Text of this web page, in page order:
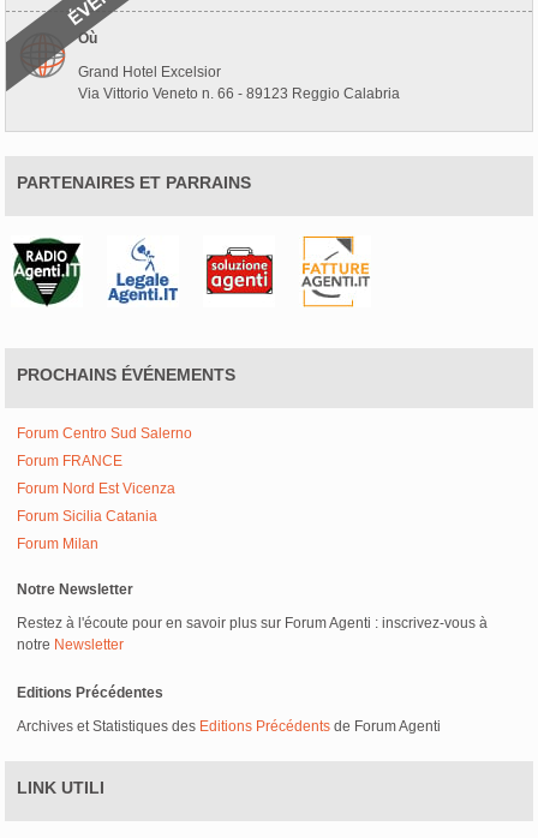
Où
Grand Hotel Excelsior
Via Vittorio Veneto n. 66 - 89123 Reggio Calabria
PARTENAIRES ET PARRAINS
PROCHAINS ÉVÉNEMENTS
Forum Centro Sud Salerno
Forum FRANCE
Forum Nord Est Vicenza
Forum Sicilia Catania
Forum Milan
Notre Newsletter
Restez à l'écoute pour en savoir plus sur Forum Agenti : inscrivez-vous à
notre Newsletter
Editions Précédentes
Archives et Statistiques des Editions Précédents de Forum Agenti
LINK UTILI